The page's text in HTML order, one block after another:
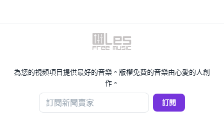
為您的視頻項目提供最好的音樂。版權免費的音樂由心愛的人創
作。
訂閱新聞賣家 訂閱